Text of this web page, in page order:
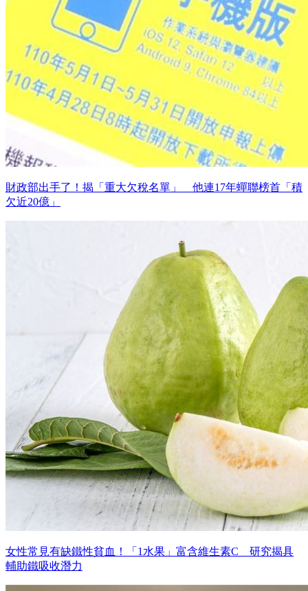
財政部出手了！揭「重大欠稅名單」 他連17年蟬聯榜首「積
欠近20億」
女性常見有缺鐵性貧血！「1水果」富含維生素C 研究揭具
輔助鐵吸收潛力